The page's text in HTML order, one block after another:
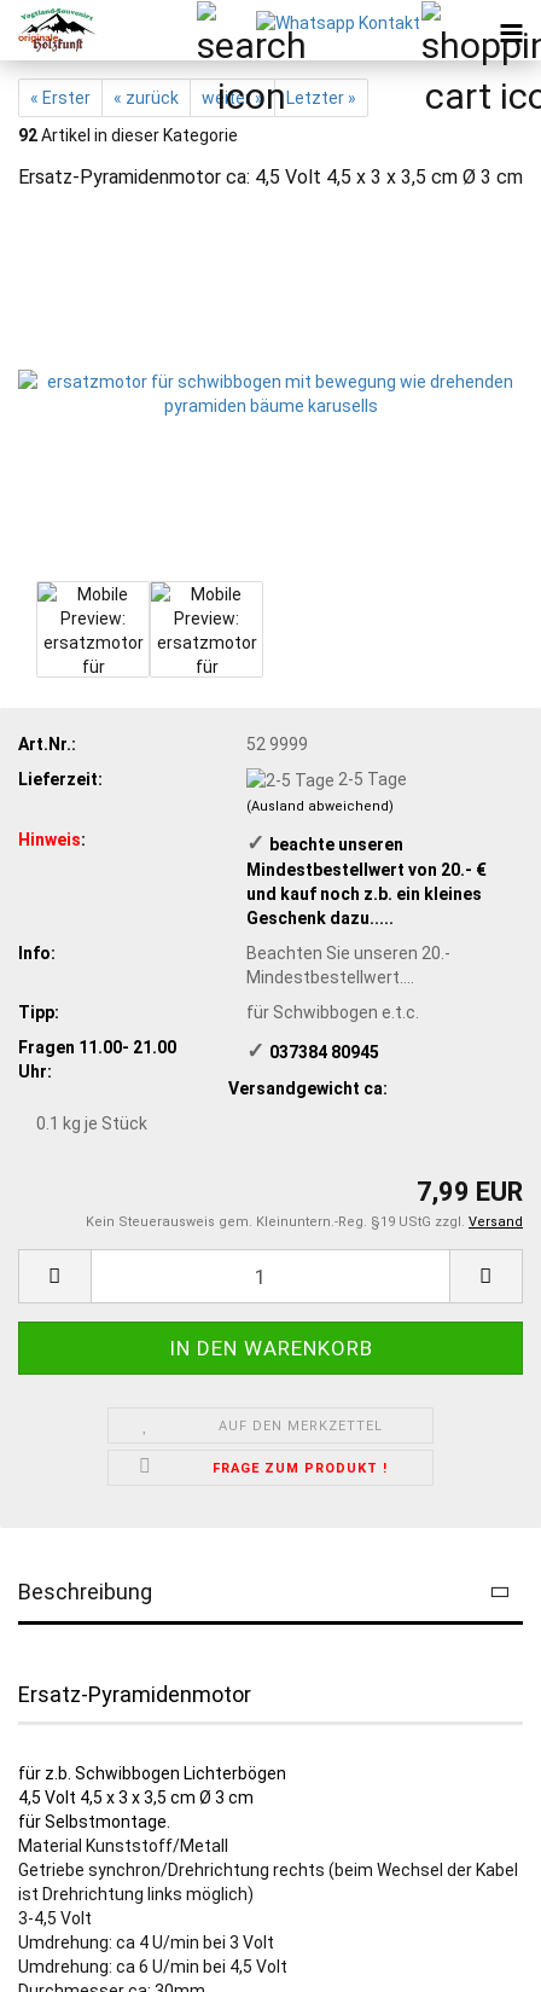
« Erster « zurück weiter »
Letzter »
92Artikel in dieser Kategorie
Ersatz-Pyramidenmotor ca: 4,5 Volt 4,5 x 3 x 3,5 cm Ø 3 cm
Art.Nr.:
52 9999
Lieferzeit:
2-5 Tage
(Ausland abweichend)
Hinweis: ✓ ​ beachte unseren
Mindestbestellwert von 20.- €
und kauf noch z.b. ein kleines
Geschenk dazu.....
Info:
Beachten Sie unseren 20.-
Mindestbestellwert....
Tipp:
für Schwibbogen e.t.c.
Fragen 11.00- 21.00
Uhr:
✓ ​ 037384 80945
Versandgewicht ca:
0.1 kg je Stück
7,99 EUR
Kein Steuerausweis gem. Kleinuntern.-Reg. §19 UStG zzgl. Versand
AUF DEN MERKZETTEL
FRAGE ZUM PRODUKT !
Beschreibung
Ersatz-Pyramidenmotor
für z.b. Schwibbogen Lichterbögen
4,5 Volt 4,5 x 3 x 3,5 cm Ø 3 cm
für Selbstmontage.
Material Kunststoff/Metall
Getriebe synchron/Drehrichtung rechts (beim Wechsel der Kabel
ist Drehrichtung links möglich)
3-4,5 Volt
Umdrehung: ca 4 U/min bei 3 Volt
Umdrehung: ca 6 U/min bei 4,5 Volt